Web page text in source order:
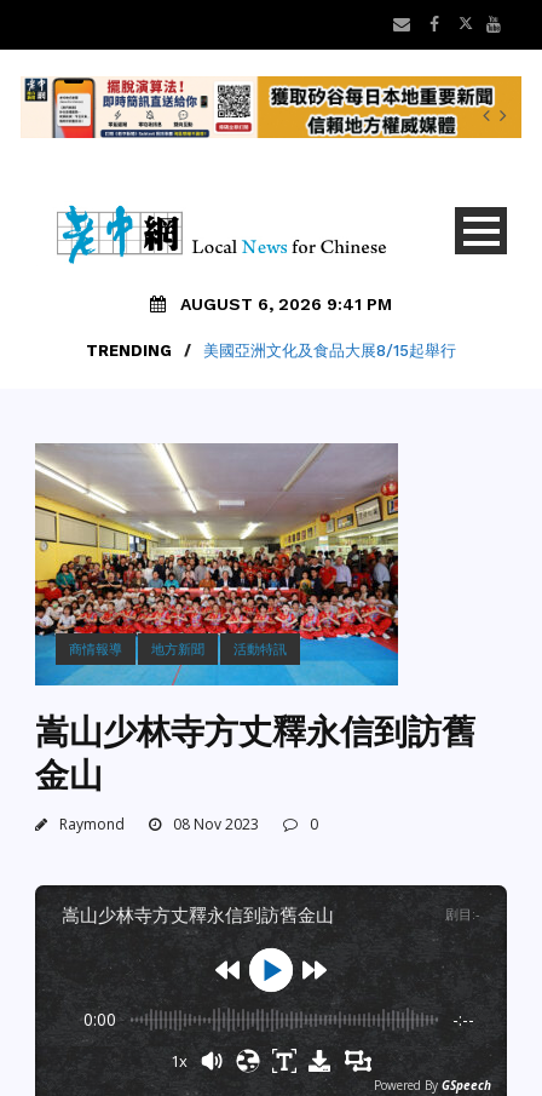
AUGUST 6, 2026 9:41 PM
TRENDING / 美國亞洲文化及食品大展8/15起舉行
商情報導 地方新聞 活動特訊
嵩山少林寺方丈釋永信到訪舊
金山
Raymond 08 Nov 2023 0
嵩山少林寺方丈釋永信到訪舊金山 剧目 :-
0:00 -:--
1x
Powered By GSpeech